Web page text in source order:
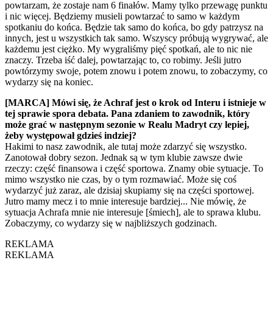
powtarzam, że zostaje nam 6 finałów. Mamy tylko przewagę punktu
i nic więcej. Będziemy musieli powtarzać to samo w każdym
spotkaniu do końca. Będzie tak samo do końca, bo gdy patrzysz na
innych, jest u wszystkich tak samo. Wszyscy próbują wygrywać, ale
każdemu jest ciężko. My wygraliśmy pięć spotkań, ale to nic nie
znaczy. Trzeba iść dalej, powtarzając to, co robimy. Jeśli jutro
powtórzymy swoje, potem znowu i potem znowu, to zobaczymy, co
wydarzy się na koniec.
[MARCA] Mówi się, że Achraf jest o krok od Interu i istnieje w
tej sprawie spora debata. Pana zdaniem to zawodnik, który
może grać w następnym sezonie w Realu Madryt czy lepiej,
żeby występował gdzieś indziej?
Hakimi to nasz zawodnik, ale tutaj może zdarzyć się wszystko.
Zanotował dobry sezon. Jednak są w tym klubie zawsze dwie
rzeczy: część finansowa i część sportowa. Znamy obie sytuacje. To
mimo wszystko nie czas, by o tym rozmawiać. Może się coś
wydarzyć już zaraz, ale dzisiaj skupiamy się na części sportowej.
Jutro mamy mecz i to mnie interesuje bardziej... Nie mówię, że
sytuacja Achrafa mnie nie interesuje [śmiech], ale to sprawa klubu.
Zobaczymy, co wydarzy się w najbliższych godzinach.
REKLAMA
REKLAMA